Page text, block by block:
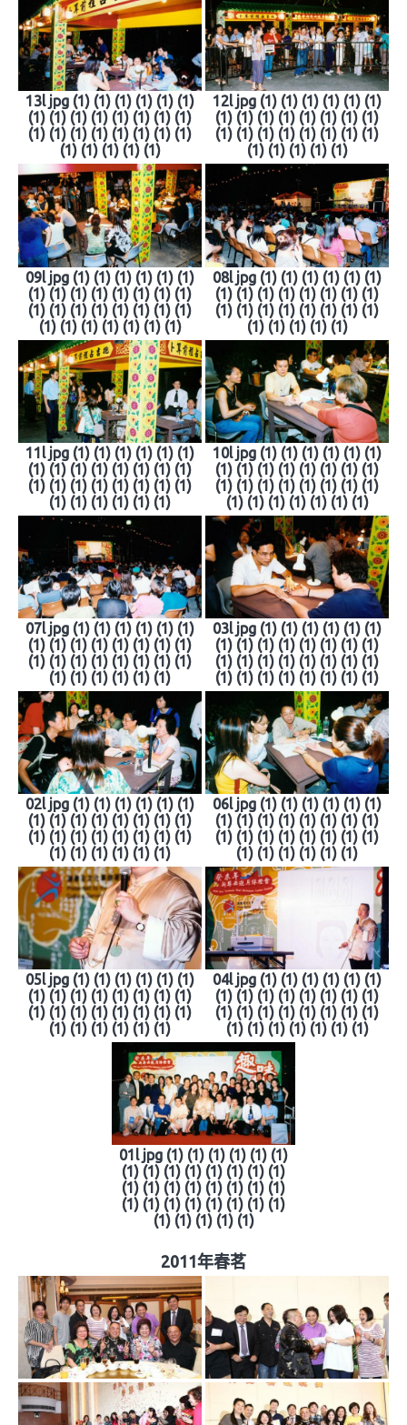
13l jpg (1) (1) (1) (1) (1) (1)
(1) (1) (1) (1) (1) (1) (1) (1)
(1) (1) (1) (1) (1) (1) (1) (1)
(1) (1) (1) (1) (1)
12l jpg (1) (1) (1) (1) (1) (1)
(1) (1) (1) (1) (1) (1) (1) (1)
(1) (1) (1) (1) (1) (1) (1) (1)
(1) (1) (1) (1) (1)
09l jpg (1) (1) (1) (1) (1) (1)
(1) (1) (1) (1) (1) (1) (1) (1)
(1) (1) (1) (1) (1) (1) (1) (1)
(1) (1) (1) (1) (1) (1) (1)
08l jpg (1) (1) (1) (1) (1) (1)
(1) (1) (1) (1) (1) (1) (1) (1)
(1) (1) (1) (1) (1) (1) (1) (1)
(1) (1) (1) (1) (1)
11l jpg (1) (1) (1) (1) (1) (1)
(1) (1) (1) (1) (1) (1) (1) (1)
(1) (1) (1) (1) (1) (1) (1) (1)
(1) (1) (1) (1) (1) (1)
10l jpg (1) (1) (1) (1) (1) (1)
(1) (1) (1) (1) (1) (1) (1) (1)
(1) (1) (1) (1) (1) (1) (1) (1)
(1) (1) (1) (1) (1) (1) (1)
07l jpg (1) (1) (1) (1) (1) (1)
(1) (1) (1) (1) (1) (1) (1) (1)
(1) (1) (1) (1) (1) (1) (1) (1)
(1) (1) (1) (1) (1) (1)
03l jpg (1) (1) (1) (1) (1) (1)
(1) (1) (1) (1) (1) (1) (1) (1)
(1) (1) (1) (1) (1) (1) (1) (1)
(1) (1) (1) (1) (1) (1) (1) (1)
02l jpg (1) (1) (1) (1) (1) (1)
(1) (1) (1) (1) (1) (1) (1) (1)
(1) (1) (1) (1) (1) (1) (1) (1)
(1) (1) (1) (1) (1) (1)
06l jpg (1) (1) (1) (1) (1) (1)
(1) (1) (1) (1) (1) (1) (1) (1)
(1) (1) (1) (1) (1) (1) (1) (1)
(1) (1) (1) (1) (1) (1)
05l jpg (1) (1) (1) (1) (1) (1)
(1) (1) (1) (1) (1) (1) (1) (1)
(1) (1) (1) (1) (1) (1) (1) (1)
(1) (1) (1) (1) (1) (1)
04l jpg (1) (1) (1) (1) (1) (1)
(1) (1) (1) (1) (1) (1) (1) (1)
(1) (1) (1) (1) (1) (1) (1) (1)
(1) (1) (1) (1) (1) (1) (1)
01l jpg (1) (1) (1) (1) (1) (1)
(1) (1) (1) (1) (1) (1) (1) (1)
(1) (1) (1) (1) (1) (1) (1) (1)
(1) (1) (1) (1) (1) (1) (1) (1)
(1) (1) (1) (1) (1)
2011年春茗